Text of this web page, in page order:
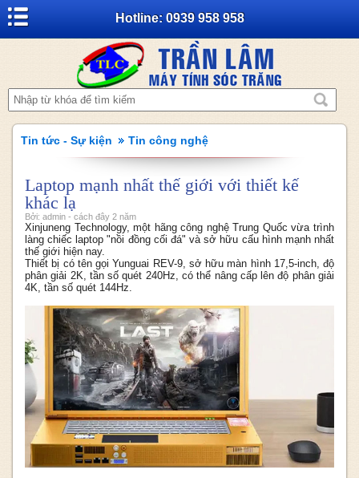
Hotline: 0939 958 958
Tin tức - Sự kiện Tin công nghệ
Laptop mạnh nhất thế giới với thiết kế
khác lạ
Bởi: admin - cách đây 2 năm
Xinjuneng Technology, một hãng công nghệ Trung Quốc vừa trình
làng chiếc laptop "nồi đồng cối đá" và sở hữu cấu hình mạnh nhất
thế giới hiện nay.
Thiết bị có tên gọi Yunguai REV-9, sở hữu màn hình 17,5-inch, độ
phân giải 2K, tần số quét 240Hz, có thể nâng cấp lên độ phân giải
4K, tần số quét 144Hz.